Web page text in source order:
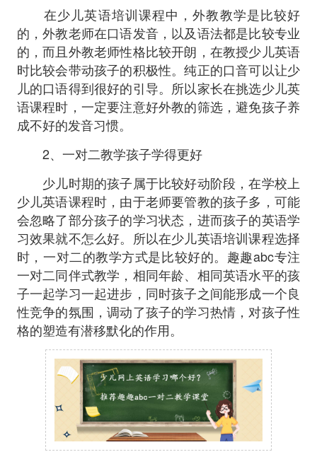
在少儿英语培训课程中，外教教学是比较好
的，外教老师在口语发音，以及语法都是比较专业
的，而且外教老师性格比较开朗，在教授少儿英语
时比较会带动孩子的积极性。纯正的口音可以让少
儿的口语得到很好的引导。所以家长在挑选少儿英
语课程时，一定要注意好外教的筛选，避免孩子养
成不好的发音习惯。
2、一对二教学孩子学得更好
少儿时期的孩子属于比较好动阶段，在学校上
少儿英语课程时，由于老师要管教的孩子多，可能
会忽略了部分孩子的学习状态，进而孩子的英语学
习效果就不怎么好。所以在少儿英语培训课程选择
时，一对二的教学方式是比较好的。趣趣abc专注
一对二同伴式教学，相同年龄、相同英语水平的孩
子一起学习一起进步，同时孩子之间能形成一个良
性竞争的氛围，调动了孩子的学习热情，对孩子性
格的塑造有潜移默化的作用。